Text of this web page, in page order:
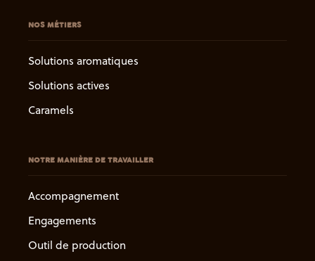
NOS MÉTIERS
Solutions aromatiques
Solutions actives
Caramels
NOTRE MANIÈRE DE TRAVAILLER
Accompagnement
Engagements
Outil de production